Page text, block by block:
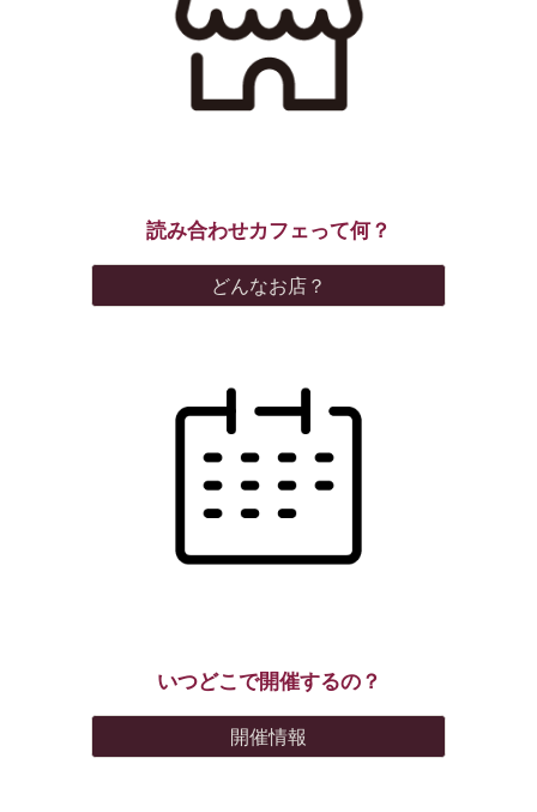
読み合わせカフェって何？
どんなお店？
いつどこで開催するの？
開催情報